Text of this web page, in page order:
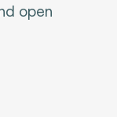
open